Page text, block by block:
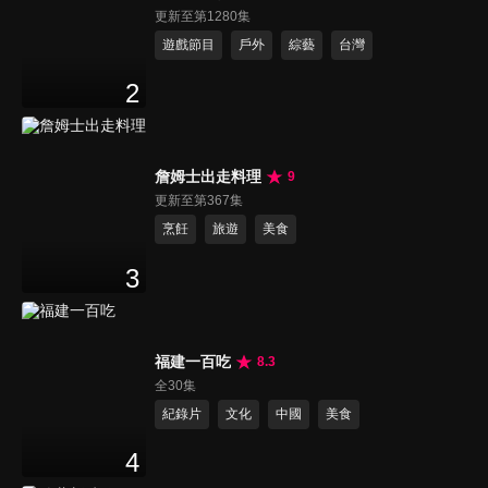
2
更新至第1280集
遊戲節目
戶外 綜藝 台灣
3
詹姆士出走料理
9
更新至第367集
烹飪
旅遊 美食
4
福建一百吃
8.3
全30集
紀錄片
文化 中國 美食